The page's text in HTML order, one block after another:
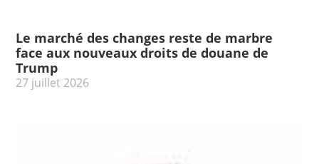
Le marché des changes reste de marbre
face aux nouveaux droits de douane de
Trump
27 juillet 2026